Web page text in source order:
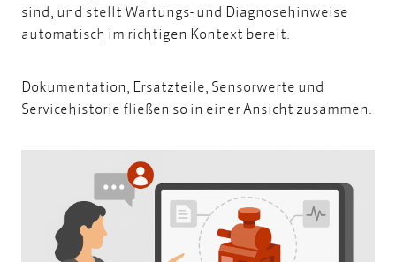
sind, und stellt Wartungs- und Diagnosehinweise
automatisch im richtigen Kontext bereit.
Dokumentation, Ersatzteile, Sensorwerte und
Servicehistorie fließen so in einer Ansicht zusammen.